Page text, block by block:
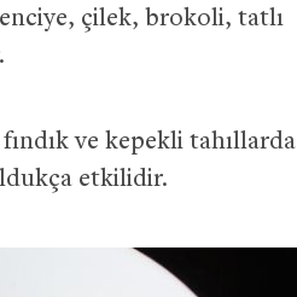
çilek, brokoli, tatlı
ve kepekli tahıllarda
etkilidir.